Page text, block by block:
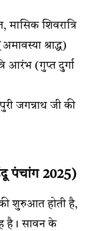
मासिक शिवरात्रि
श्राद्ध)
आरंभ (गुप्त दुर्गा
जगन्नाथ जी की
पंचांग 2025)
शुरुआत होती है,
है। सावन के